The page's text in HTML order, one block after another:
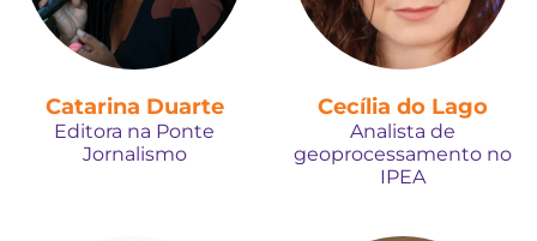
Catarina Duarte
Editora na Ponte
Jornalismo
Cecília do Lago
Analista de
geoprocessamento no
IPEA